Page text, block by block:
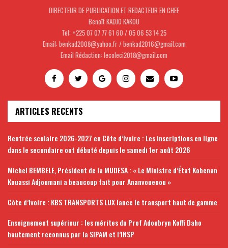
DIRECTEUR DE PUBLICATION ET REDACTEUR EN CHEF
Benoît KADJO KAKOU
Tel: +225 07 07 77 61 60 / 05 06 53 14 25
Email: benkad2008@yahoo.fr / benkad2016@gmail.com
Email Rédaction: lecoleci2018@gmail.com
ARTICLES RECENTS
Rentrée scolaire 2026-2027 en Côte d’Ivoire : Les inscriptions en ligne
dans le secondaire ont débuté depuis le samedi 1er août 2026
Michel BEMBELE, Président de la MUDESA : « Le Ministre d’État Kobenan
Kouassi Adjoumani a beaucoup fait pour Ananvouenou »
Côte d’Ivoire : KBS TRANSPORTS LUX lance le transport haut de gamme
Enseignement supérieur : les mérites du Prof Adoubryn Koffi Daho
hautement reconnus par la SIPAM et l’INSP